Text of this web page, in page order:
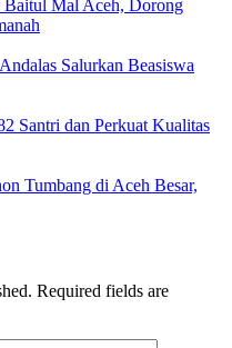
Baitul Mal Aceh, Dorong
Salurkan Beasiswa
Santri dan Perkuat Kualitas
Tumbang di Aceh Besar,
Required fields are